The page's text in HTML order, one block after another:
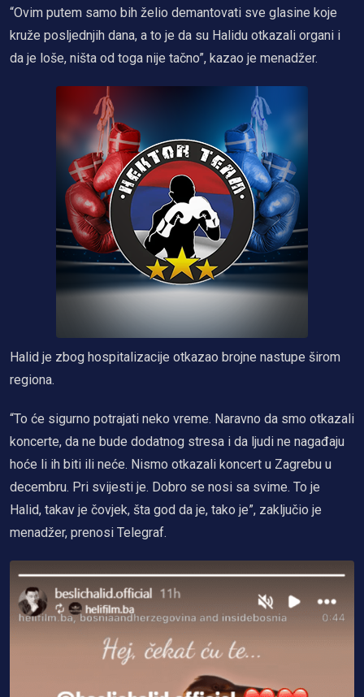
“Ovim putem samo bih želio demantovati sve glasine koje
kruže posljednjih dana, a to je da su Halidu otkazali organi i
da je loše, ništa od toga nije tačno”, kazao je menadžer.
Halid je zbog hospitalizacije otkazao brojne nastupe širom
regiona.
“To će sigurno potrajati neko vreme. Naravno da smo otkazali
koncerte, da ne bude dodatnog stresa i da ljudi ne nagađaju
hoće li ih biti ili neće. Nismo otkazali koncert u Zagrebu u
decembru. Pri svijesti je. Dobro se nosi sa svime. To je
Halid, takav je čovjek, šta god da je, tako je”, zaključio je
menadžer, prenosi Telegraf.